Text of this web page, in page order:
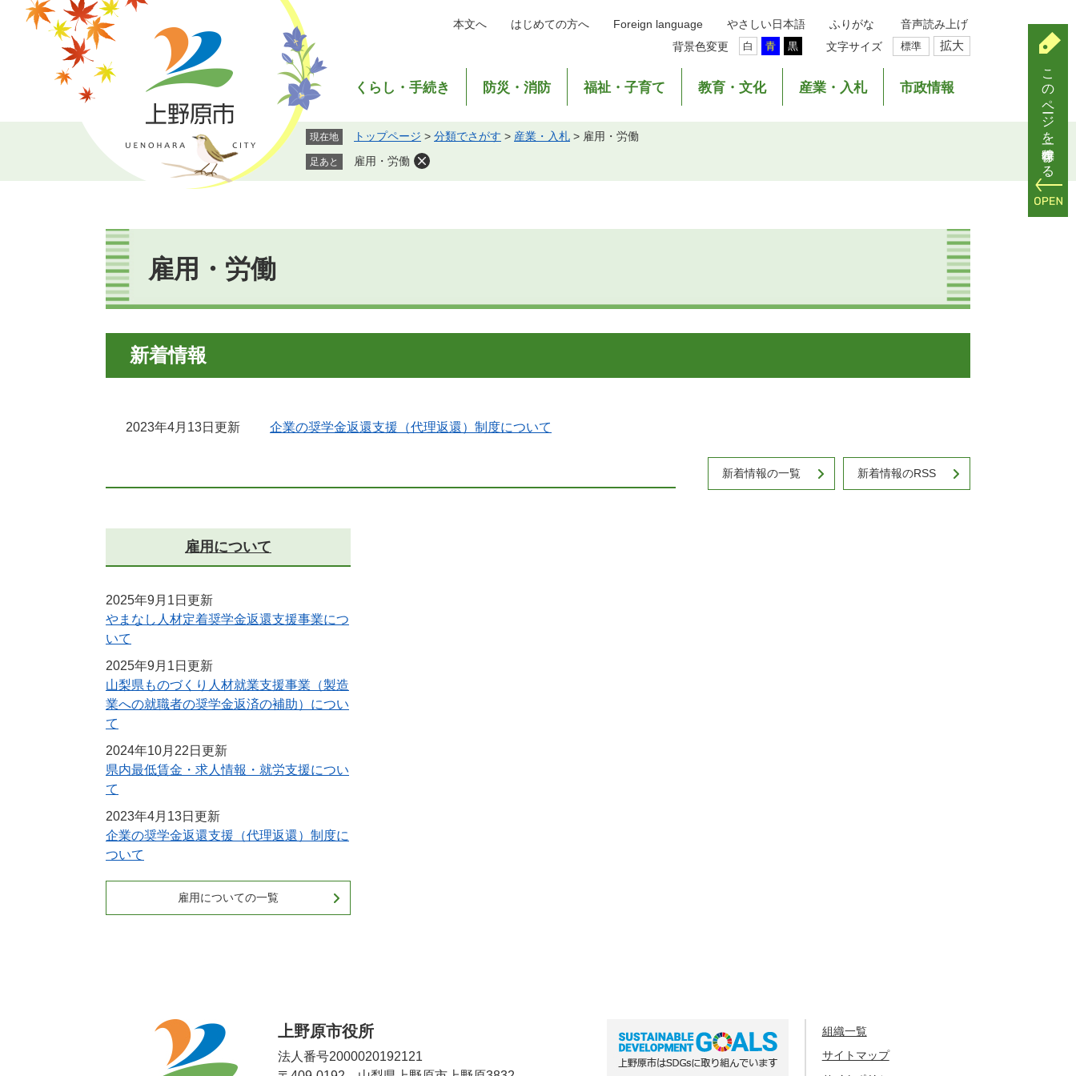
で
ば
本
本文へ はじめての方へ Foreign language やさしい日本語 ふりがな
音声読み上げ
背景色変更
白 青 黒 文字サイズ 標準 拡大
くらし・手続き 防災・消防 福祉・子育て 教育・文化 産業・入札 市政情報
現在地 トップページ > 分類でさがす > 産業・入札 > 雇用・労働
足あと 雇用・労働
本
文
雇用・労働
新着情報
2023年4月13日更新 企業の奨学金返還支援（代理返還）制度について
新着情報の一覧 新着情報のRSS
雇用について
2025年9月1日更新
やまなし人材定着奨学金返還支援事業につ
いて
2025年9月1日更新
山梨県ものづくり人材就業支援事業（製造
業への就職者の奨学金返済の補助）につい
て
2024年10月22日更新
県内最低賃金・求人情報・就労支援につい
て
2023年4月13日更新
企業の奨学金返還支援（代理返還）制度に
ついて
雇用についての一覧
上野原市役所
法人番号2000020192121
組織一覧
サイトマップ
このページを一時保存する